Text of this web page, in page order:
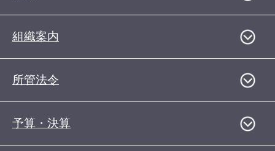
組織案内
所管法令
予算・決算